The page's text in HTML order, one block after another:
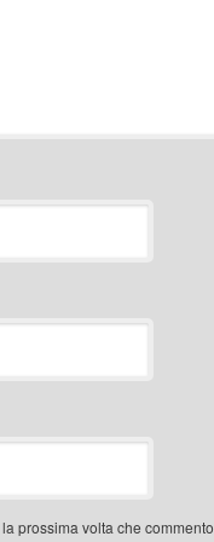
prossima volta che